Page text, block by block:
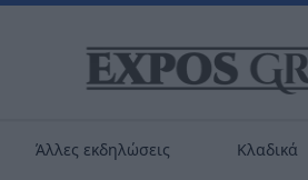
Άλλες εκδηλώσεις Κλαδικά